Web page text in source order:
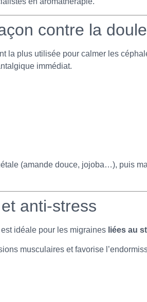
contre la
la plus utilisée pour calmer les
immédiat.
(amande douce, jojoba…), puis
anti-stress
est idéale pour les migraines liées au
musculaires et favorise